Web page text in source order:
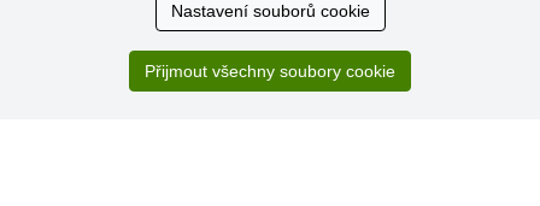
Sortiment za fajn ceny a hlavně super rychlé dodání. Moc
Nastavení souborů cookie
Přijmout všechny soubory cookie